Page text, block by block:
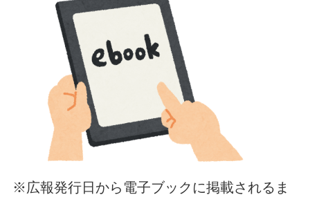
※広報発行日から電子ブックに掲載されるま